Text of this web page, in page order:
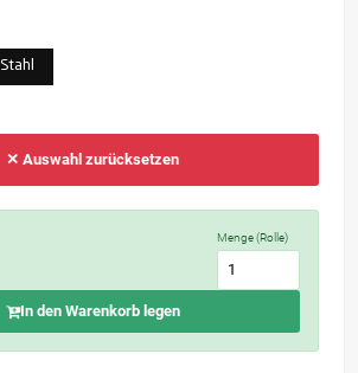
Stahl
✕ Auswahl zurücksetzen
Menge (Rolle)
In den Warenkorb legen